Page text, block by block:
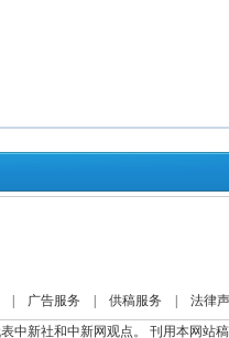
广告服务 供稿服务 法律
中新社和中新网观点。 刊用本网站稿